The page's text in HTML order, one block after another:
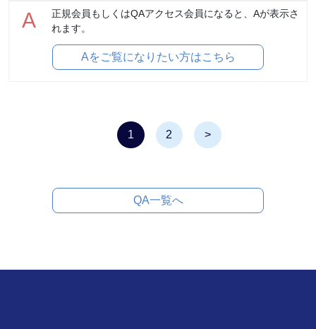
A
正規会員もしくはQAアクセス会員になると、Aが表示さ
れます。
Aをご覧になりたい方はこちら
1 2 >
QA一覧へ